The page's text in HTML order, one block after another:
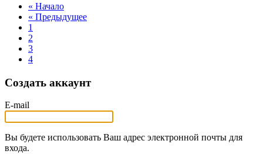
« Начало
« Предыдущее
1
2
3
4
Создать аккаунт
E-mail
Вы будете использовать Ваш адрес электронной почты для
входа.